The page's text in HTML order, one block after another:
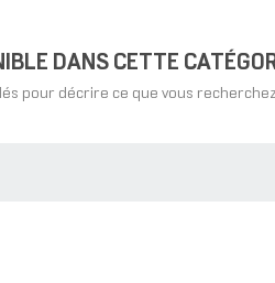
DANS CETTE
pour décrire ce que vous